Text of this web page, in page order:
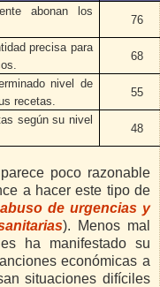
abonan los
76
precisa para
68
nivel de
recetas.
55
según su nivel
48
poco razonable
a hacer este tipo de
de urgencias y
). Menos mal
ha manifestado su
económicas a
situaciones difíciles